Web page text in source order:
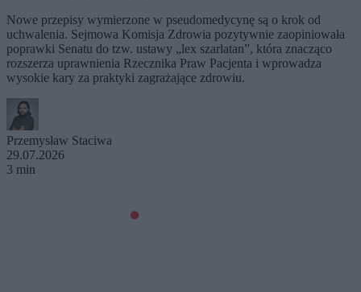
Nowe przepisy wymierzone w pseudomedycynę są o krok od
uchwalenia. Sejmowa Komisja Zdrowia pozytywnie zaopiniowała
poprawki Senatu do tzw. ustawy „lex szarlatan”, która znacząco
rozszerza uprawnienia Rzecznika Praw Pacjenta i wprowadza
wysokie kary za praktyki zagrażające zdrowiu.
Przemysław Staciwa
29.07.2026
3 min